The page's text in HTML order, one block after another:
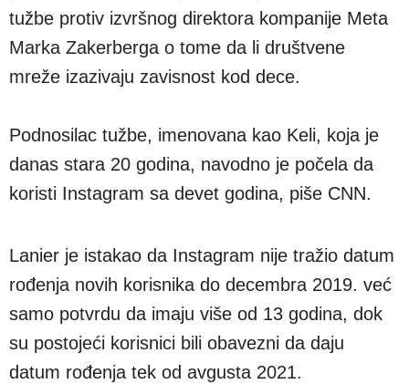
tužbe protiv izvršnog direktora kompanije Meta
Marka Zakerberga o tome da li društvene
mreže izazivaju zavisnost kod dece.
Podnosilac tužbe, imenovana kao Keli, koja je
danas stara 20 godina, navodno je počela da
koristi Instagram sa devet godina, piše CNN.
Lanier je istakao da Instagram nije tražio datum
rođenja novih korisnika do decembra 2019. već
samo potvrdu da imaju više od 13 godina, dok
su postojeći korisnici bili obavezni da daju
datum rođenja tek od avgusta 2021.